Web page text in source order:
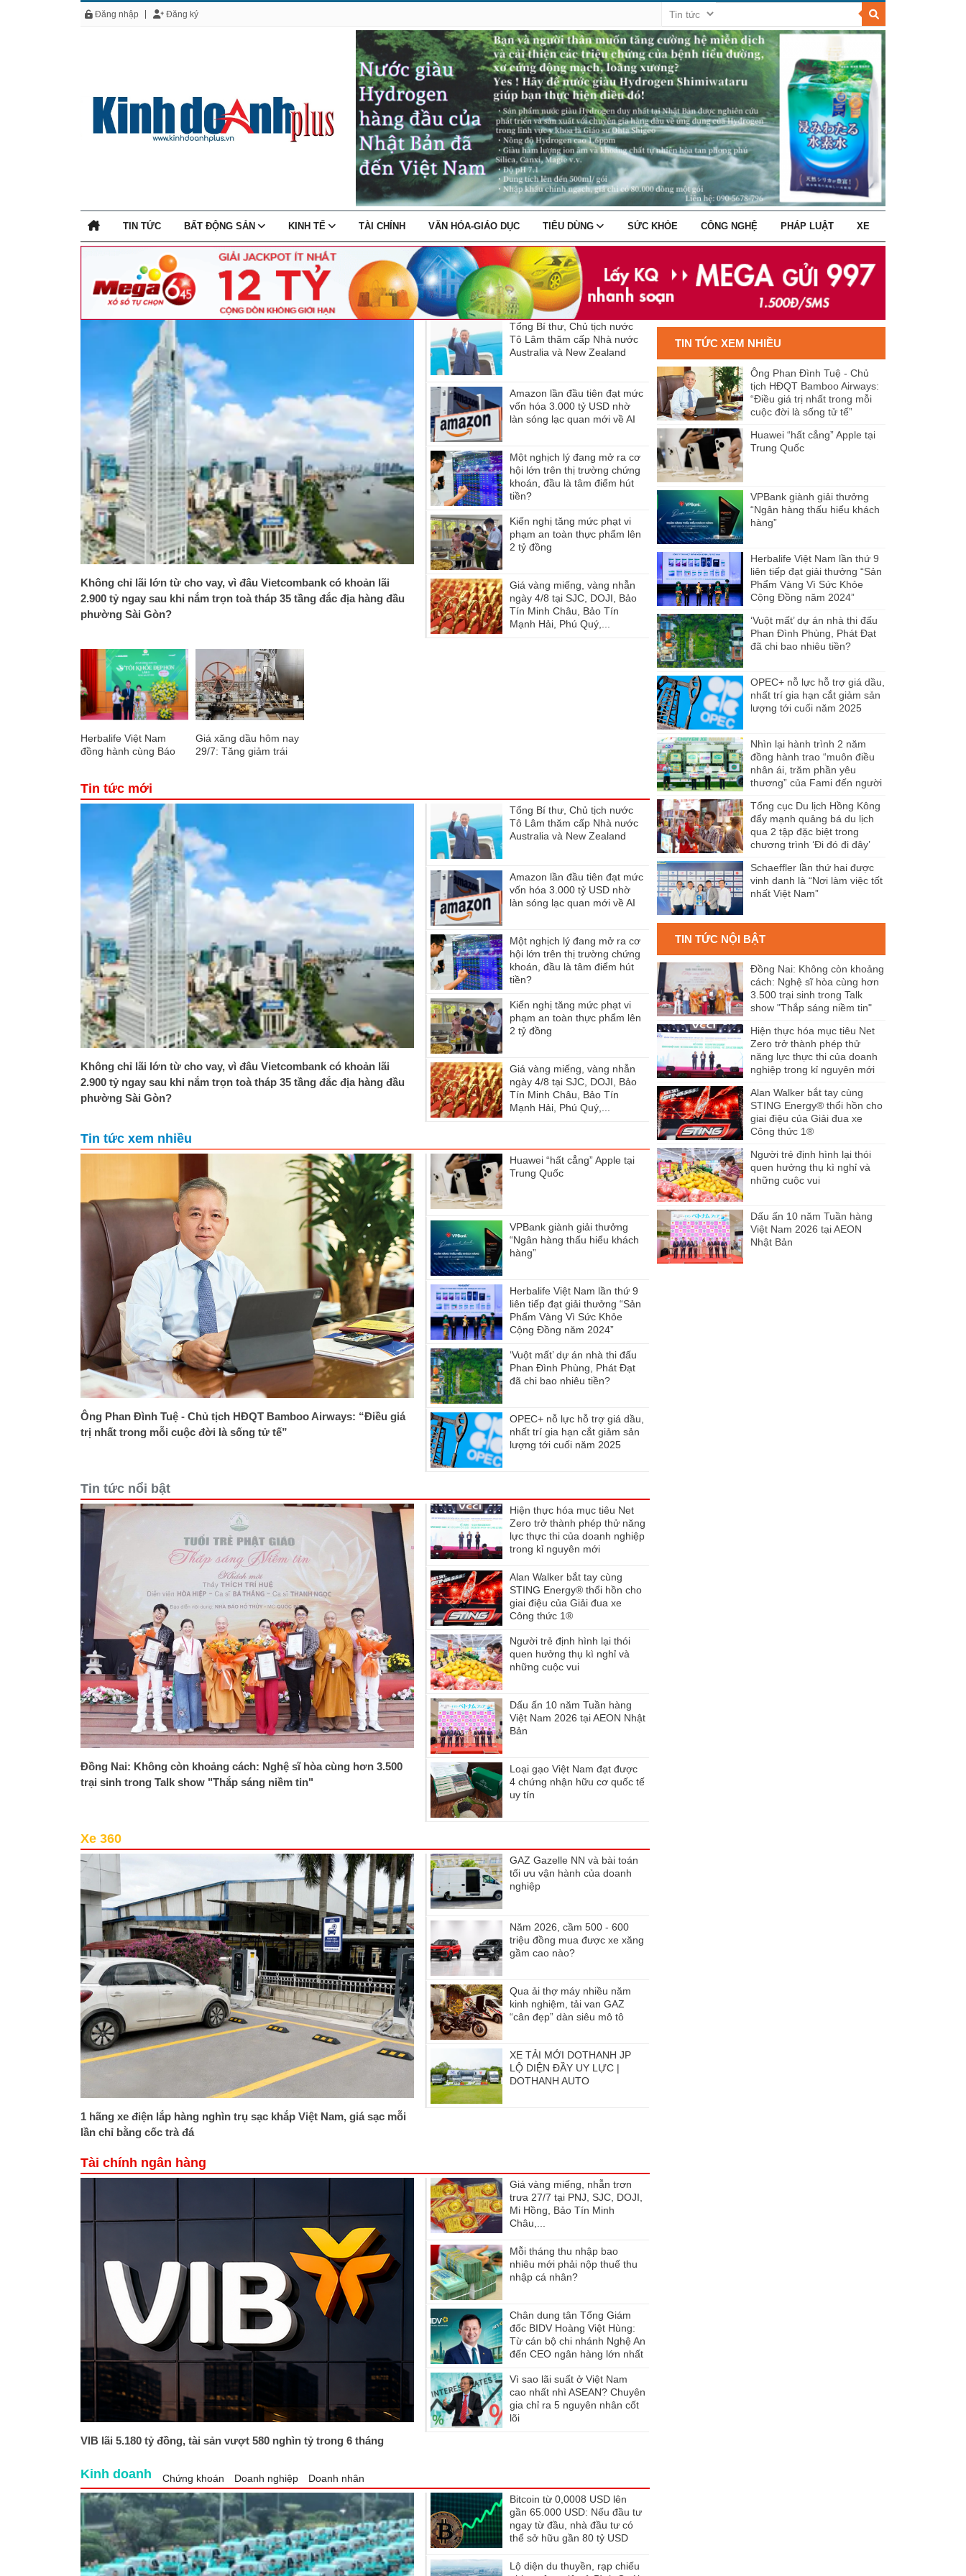
Đăng nhập Đăng ký
TIN TỨC BẤT ĐỘNG SẢN KINH TẾ TÀI CHÍNH VĂN HÓA-GIÁO DỤC TIÊU DÙNG SỨC KHỎE CÔNG NGHỆ PHÁP LUẬT XE
Không chỉ lãi lớn từ cho vay, vì đâu Vietcombank có khoản lãi
2.900 tỷ ngay sau khi nắm trọn toà tháp 35 tầng đắc địa hàng đầu
phường Sài Gòn?
Tổng Bí thư, Chủ tịch nước
Tô Lâm thăm cấp Nhà nước
Australia và New Zealand
Amazon lần đầu tiên đạt mức
vốn hóa 3.000 tỷ USD nhờ
làn sóng lạc quan mới về AI
Một nghịch lý đang mở ra cơ
hội lớn trên thị trường chứng
khoán, đầu là tâm điểm hút
tiền?
Kiến nghị tăng mức phạt vi
phạm an toàn thực phẩm lên
2 tỷ đồng
Giá vàng miếng, vàng nhẫn
ngày 4/8 tại SJC, DOJI, Bảo
Tín Minh Châu, Bảo Tín
Mạnh Hải, Phú Quý,...
Herbalife Việt Nam
đồng hành cùng Báo
Khỏe Đẹp Hơn” lần thứ
5 để khuyến khích mọi
bản tốt hơn của chính
Giá xăng dầu hôm nay
29/7: Tăng giảm trái
Tin tức mới
Không chỉ lãi lớn từ cho vay, vì đâu Vietcombank có khoản lãi
2.900 tỷ ngay sau khi nắm trọn toà tháp 35 tầng đắc địa hàng đầu
phường Sài Gòn?
Tổng Bí thư, Chủ tịch nước
Tô Lâm thăm cấp Nhà nước
Australia và New Zealand
Amazon lần đầu tiên đạt mức
vốn hóa 3.000 tỷ USD nhờ
làn sóng lạc quan mới về AI
Một nghịch lý đang mở ra cơ
hội lớn trên thị trường chứng
khoán, đầu là tâm điểm hút
tiền?
Kiến nghị tăng mức phạt vi
phạm an toàn thực phẩm lên
2 tỷ đồng
Giá vàng miếng, vàng nhẫn
ngày 4/8 tại SJC, DOJI, Bảo
Tín Minh Châu, Bảo Tín
Mạnh Hải, Phú Quý,...
Tin tức xem nhiều
Ông Phan Đình Tuệ - Chủ tịch HĐQT Bamboo Airways: “Điều giá
trị nhất trong mỗi cuộc đời là sống tử tế”
Huawei “hất cẳng” Apple tại
Trung Quốc
VPBank giành giải thưởng
“Ngân hàng thấu hiểu khách
hàng”
Herbalife Việt Nam lần thứ 9
liên tiếp đạt giải thưởng “Sản
Phẩm Vàng Vì Sức Khỏe
Cộng Đồng năm 2024”
‘Vuột mất’ dự án nhà thi đấu
Phan Đình Phùng, Phát Đạt
đã chi bao nhiêu tiền?
OPEC+ nỗ lực hỗ trợ giá dầu,
nhất trí gia hạn cắt giảm sản
lượng tới cuối năm 2025
Tin tức nổi bật
Đồng Nai: Không còn khoảng cách: Nghệ sĩ hòa cùng hơn 3.500
trại sinh trong Talk show "Thắp sáng niềm tin"
Hiện thực hóa mục tiêu Net
Zero trở thành phép thử năng
lực thực thi của doanh nghiệp
trong kỉ nguyên mới
Alan Walker bắt tay cùng
STING Energy® thổi hồn cho
giai điệu của Giải đua xe
Công thức 1®
Người trẻ định hình lại thói
quen hưởng thụ kì nghỉ và
những cuộc vui
Dấu ấn 10 năm Tuần hàng
Việt Nam 2026 tại AEON Nhật
Bản
Loại gạo Việt Nam đạt được
4 chứng nhận hữu cơ quốc tế
uy tín
Xe 360
1 hãng xe điện lắp hàng nghìn trụ sạc khắp Việt Nam, giá sạc mỗi
lần chỉ bằng cốc trà đá
GAZ Gazelle NN và bài toán
tối ưu vận hành của doanh
nghiệp
Năm 2026, cầm 500 - 600
triệu đồng mua được xe xăng
gầm cao nào?
Qua ải thợ máy nhiều năm
kinh nghiệm, tải van GAZ
“cân đẹp” dàn siêu mô tô
XE TẢI MỚI DOTHANH JP
LỘ DIỆN ĐẦY UY LỰC |
DOTHANH AUTO
Tài chính ngân hàng
VIB lãi 5.180 tỷ đồng, tài sản vượt 580 nghìn tỷ trong 6 tháng
Giá vàng miếng, nhẫn trơn
trưa 27/7 tại PNJ, SJC, DOJI,
Mi Hồng, Bảo Tín Minh
Châu,...
Mỗi tháng thu nhập bao
nhiêu mới phải nộp thuế thu
nhập cá nhân?
Chân dung tân Tổng Giám
đốc BIDV Hoàng Việt Hùng:
Từ cán bộ chi nhánh Nghệ An
đến CEO ngân hàng lớn nhất
Vì sao lãi suất ở Việt Nam
cao nhất nhì ASEAN? Chuyên
gia chỉ ra 5 nguyên nhân cốt
lõi
Kinh doanh Chứng khoán Doanh nghiệp
Doanh nhân
Bitcoin từ 0,0008 USD lên
gần 65.000 USD: Nếu đầu tư
ngay từ đầu, nhà đầu tư có
thể sở hữu gần 80 tỷ USD
Lộ diện du thuyền, rạp chiếu
TIN TỨC XEM NHIỀU
Ông Phan Đình Tuệ - Chủ
tịch HĐQT Bamboo Airways:
“Điều giá trị nhất trong mỗi
cuộc đời là sống tử tế”
Huawei “hất cẳng” Apple tại
Trung Quốc
VPBank giành giải thưởng
“Ngân hàng thấu hiểu khách
hàng”
Herbalife Việt Nam lần thứ 9
liên tiếp đạt giải thưởng “Sản
Phẩm Vàng Vì Sức Khỏe
Cộng Đồng năm 2024”
‘Vuột mất’ dự án nhà thi đấu
Phan Đình Phùng, Phát Đạt
đã chi bao nhiêu tiền?
OPEC+ nỗ lực hỗ trợ giá dầu,
nhất trí gia hạn cắt giảm sản
lượng tới cuối năm 2025
Nhìn lại hành trình 2 năm
đồng hành trao “muôn điều
nhân ái, trăm phần yêu
thương” của Fami đến người
Tổng cục Du lịch Hồng Kông
đẩy mạnh quảng bá du lịch
qua 2 tập đặc biệt trong
chương trình ‘Đi đó đi đây’
Schaeffler lần thứ hai được
vinh danh là “Nơi làm việc tốt
nhất Việt Nam”
TIN TỨC NỘI BẬT
Đồng Nai: Không còn khoảng
cách: Nghệ sĩ hòa cùng hơn
3.500 trại sinh trong Talk
show "Thắp sáng niềm tin"
Hiện thực hóa mục tiêu Net
Zero trở thành phép thử
năng lực thực thi của doanh
nghiệp trong kỉ nguyên mới
Alan Walker bắt tay cùng
STING Energy® thổi hồn cho
giai điệu của Giải đua xe
Công thức 1®
Người trẻ định hình lại thói
quen hưởng thụ kì nghỉ và
những cuộc vui
Dấu ấn 10 năm Tuần hàng
Việt Nam 2026 tại AEON
Nhật Bản